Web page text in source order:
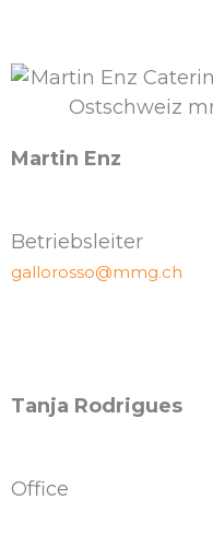
Martin Enz
Betriebsleiter
gallorosso@mmg.ch
Tanja Rodrigues
Office